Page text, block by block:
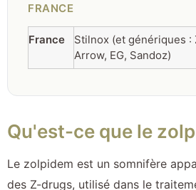
FRANCE
France
Stilnox (et génériques :
Arrow, EG, Sandoz)
Qu'est-ce que le
Le zolpidem est un somnifère
des Z-drugs, utilisé dans le